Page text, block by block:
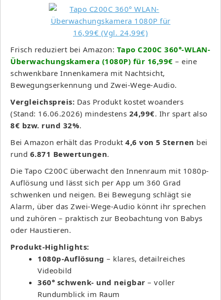
Frisch reduziert bei Amazon: Tapo C200C 360°-WLAN-
Überwachungskamera (1080P) für 16,99€ – eine
schwenkbare Innenkamera mit Nachtsicht,
Bewegungserkennung und Zwei-Wege-Audio.
Vergleichspreis: Das Produkt kostet woanders
(Stand: 16.06.2026) mindestens 24,99€. Ihr spart also
8€ bzw. rund 32%.
Bei Amazon erhält das Produkt 4,6 von 5 Sternen bei
rund 6.871 Bewertungen.
Die Tapo C200C überwacht den Innenraum mit 1080p-
Auflösung und lässt sich per App um 360 Grad
schwenken und neigen. Bei Bewegung schlägt sie
Alarm, über das Zwei-Wege-Audio könnt ihr sprechen
und zuhören – praktisch zur Beobachtung von Babys
oder Haustieren.
Produkt-Highlights:
1080p-Auflösung – klares, detailreiches
Videobild
360° schwenk- und neigbar – voller
Rundumblick im Raum